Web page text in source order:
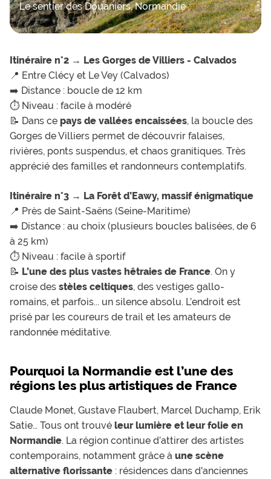
Le sentier des Douaniers, Normandie
Itinéraire n°2 → Les Gorges de Villiers - Calvados
📍 Entre Clécy et Le Vey (Calvados)
➡️ Distance : boucle de 12 km
⏱️ Niveau : facile à modéré
📝 Dans ce pays de vallées encaissées, la boucle des
Gorges de Villiers permet de découvrir falaises,
rivières, ponts suspendus, et chaos granitiques. Très
apprécié des familles et randonneurs contemplatifs.
Itinéraire n°3 → La Forêt d’Eawy, massif énigmatique
📍 Près de Saint-Saëns (Seine-Maritime)
➡️ Distance : au choix (plusieurs boucles balisées, de 6
à 25 km)
⏱️ Niveau : facile à sportif
📝 L’une des plus vastes hêtraies de France. On y
croise des stèles celtiques, des vestiges gallo-
romains, et parfois... un silence absolu. L’endroit est
prisé par les coureurs de trail et les amateurs de
randonnée méditative.
Pourquoi la Normandie est l’une des
régions les plus artistiques de France
Claude Monet, Gustave Flaubert, Marcel Duchamp, Erik
Satie… Tous ont trouvé leur lumière et leur folie en
Normandie. La région continue d’attirer des artistes
contemporains, notamment grâce à une scène
alternative florissante : résidences dans d'anciennes